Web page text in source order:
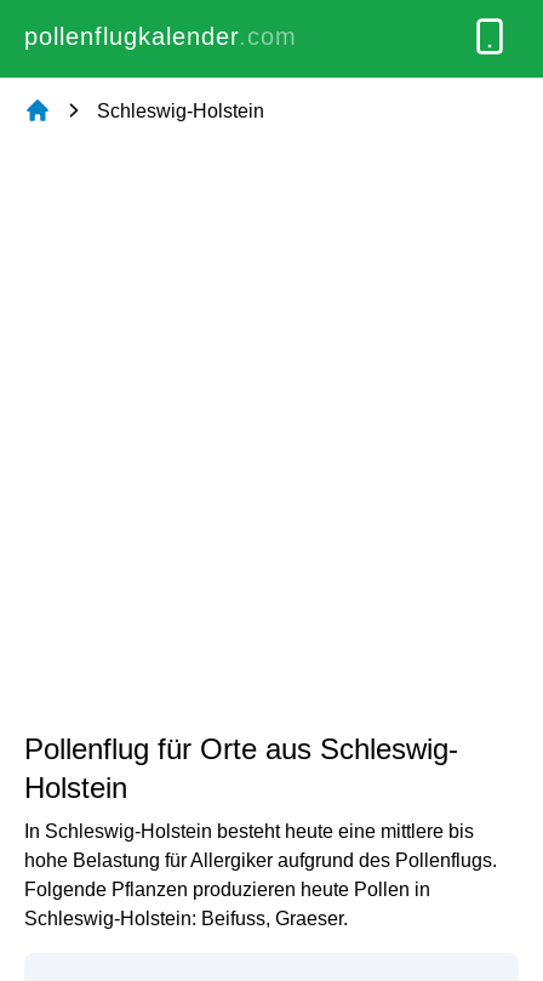
pollenflugkalender.com
Schleswig-Holstein
Pollenflug für Orte aus Schleswig-
Holstein
In Schleswig-Holstein besteht heute eine mittlere bis
hohe Belastung für Allergiker aufgrund des Pollenflugs.
Folgende Pflanzen produzieren heute Pollen in
Schleswig-Holstein: Beifuss, Graeser.